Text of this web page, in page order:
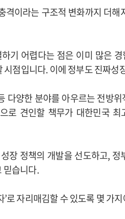
이라는 구조적 변화까지 더
기 어렵다는 점은 이미 많은
점입니다. 이에 정부도 진짜성
양한 분야를 아우르는 전방
로 견인할 책무가 대한민국
장 정책의 개발을 선도하고,
믿습니다.
로 자리매김할 수 있도록 몇 가